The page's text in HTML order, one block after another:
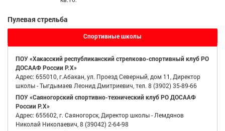
Пулевая стрельба
Спортивные школы
ПОУ «Хакасский республиканский стрелково-спортивный клуб РО
ДОСААФ России Р.Х»
Адрес: 655010, г.Абакан, ул. Проезд Северный, дом 11, Директор
школы - Тыгдымаев Леонид Дмитриевич, тел. 8 (3902) 35-89-66
ПОУ «Саяногорский спортивно-технический клуб РО ДОСААФ
России Р.Х»
Адрес: 655602, г. Саяногорск, Директор школы - Лемдянов
Николай Николаевич, 8 (39042) 2-64-98